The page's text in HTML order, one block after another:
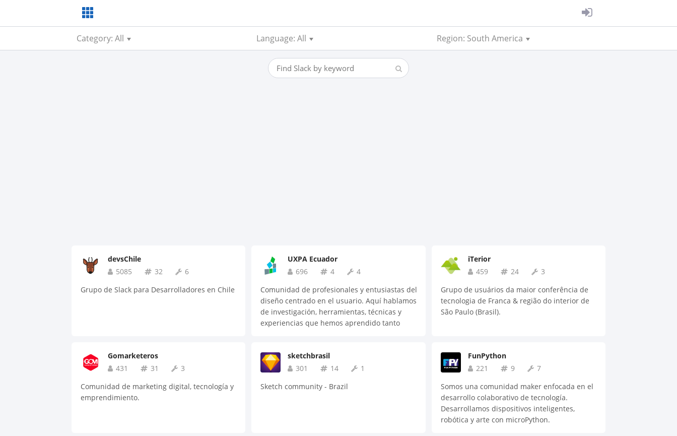
Category: All Language: All Region: South America
devsChile
5085
32
6
Grupo de Slack para Desarrolladores en Chile
UXPA Ecuador
696
4
4
Comunidad de profesionales y entusiastas del
diseño centrado en el usuario. Aquí hablamos
de investigación, herramientas, técnicas y
experiencias que hemos aprendido tanto
iTerior
459
24
3
Grupo de usuários da maior conferência de
tecnologia de Franca & região do interior de
São Paulo (Brasil).
Gomarketeros
431
31
3
Comunidad de marketing digital, tecnología y
emprendimiento.
sketchbrasil
301
14
1
Sketch community - Brazil
FunPython
221
9
7
Somos una comunidad maker enfocada en el
desarrollo colaborativo de tecnología.
Desarrollamos dispositivos inteligentes,
robótica y arte con microPython.